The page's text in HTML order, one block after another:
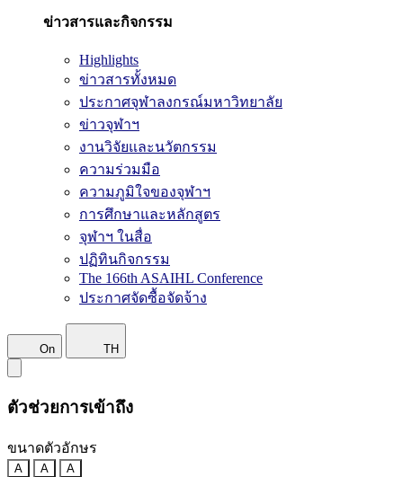
ข่าวสารและกิจกรรม
Highlights
ข่าวสารทั้งหมด
ประกาศจุฬาลงกรณ์มหาวิทยาลัย
ข่าวจุฬาฯ
งานวิจัยและนวัตกรรม
ความร่วมมือ
ความภูมิใจของจุฬาฯ
การศึกษาและหลักสูตร
จุฬาฯ ในสื่อ
ปฏิทินกิจกรรม
The 166th ASAIHL Conference
ประกาศจัดซื้อจัดจ้าง
On TH
ตัวช่วยการเข้าถึง
ขนาดตัวอักษร
A A A